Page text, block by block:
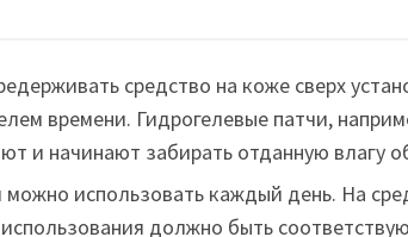
средство на коже сверх
времени. Гидрогелевые патчи,
и начинают забирать отданную влагу
можно использовать каждый день. На
использования должно быть